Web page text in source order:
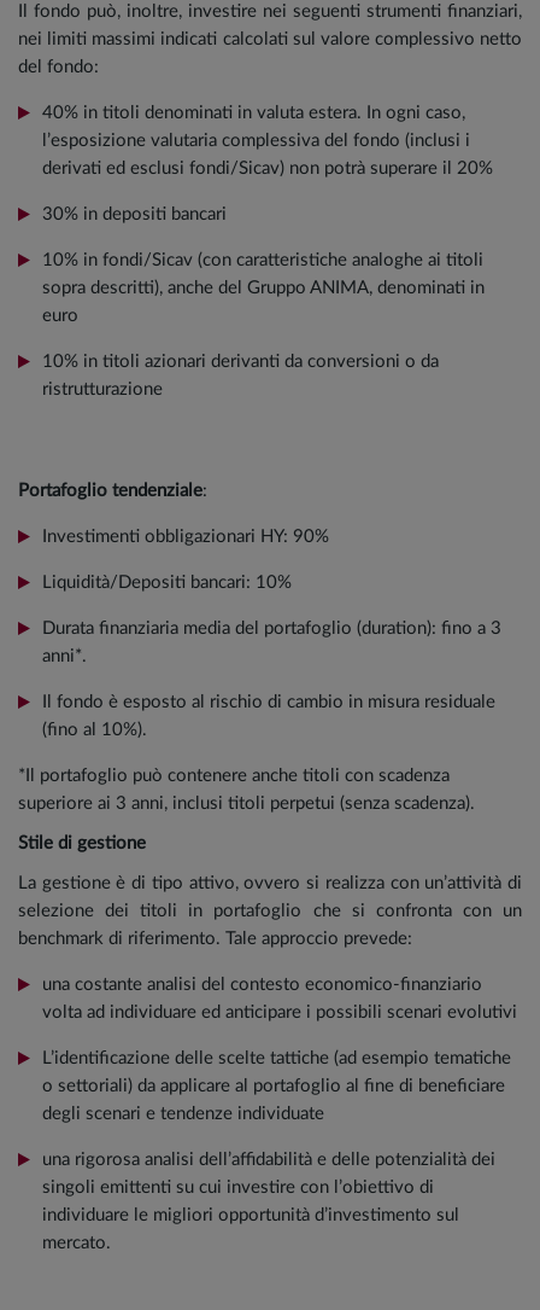
Il fondo può, inoltre, investire nei seguenti strumenti finanziari,
nei limiti massimi indicati calcolati sul valore complessivo netto
del fondo:
40% in titoli denominati in valuta estera. In ogni caso,
l’esposizione valutaria complessiva del fondo (inclusi i
derivati ed esclusi fondi/Sicav) non potrà superare il 20%
30% in depositi bancari
10% in fondi/Sicav (con caratteristiche analoghe ai titoli
sopra descritti), anche del Gruppo ANIMA, denominati in
euro
10% in titoli azionari derivanti da conversioni o da
ristrutturazione
Portafoglio tendenziale:
Investimenti obbligazionari HY: 90%
Liquidità/Depositi bancari: 10%
Durata finanziaria media del portafoglio (duration): fino a 3
anni*.
Il fondo è esposto al rischio di cambio in misura residuale
(fino al 10%).
*Il portafoglio può contenere anche titoli con scadenza
superiore ai 3 anni, inclusi titoli perpetui (senza scadenza).
Stile di gestione
La gestione è di tipo attivo, ovvero si realizza con un’attività di
selezione dei titoli in portafoglio che si confronta con un
benchmark di riferimento. Tale approccio prevede:
una costante analisi del contesto economico-finanziario
volta ad individuare ed anticipare i possibili scenari evolutivi
L’identificazione delle scelte tattiche (ad esempio tematiche
o settoriali) da applicare al portafoglio al fine di beneficiare
degli scenari e tendenze individuate
una rigorosa analisi dell’affidabilità e delle potenzialità dei
singoli emittenti su cui investire con l’obiettivo di
individuare le migliori opportunità d’investimento sul
mercato.